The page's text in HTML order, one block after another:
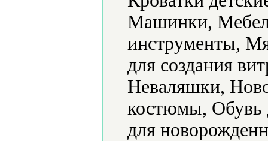
Машинки,
инструменты,
для создания
Неваляшки,
костюмы, Обувь
для